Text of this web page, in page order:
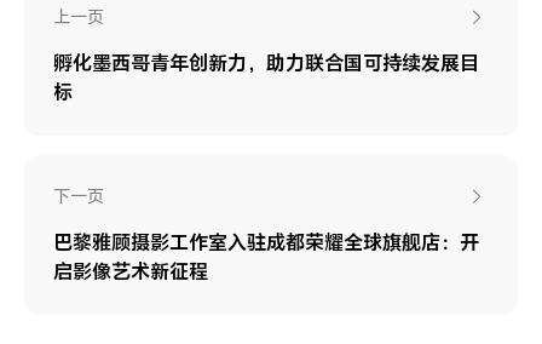
上一页
孵化墨西哥青年创新力，助力联合国可持续发展目
标
下一页
巴黎雅顾摄影工作室入驻成都荣耀全球旗舰店：开
启影像艺术新征程